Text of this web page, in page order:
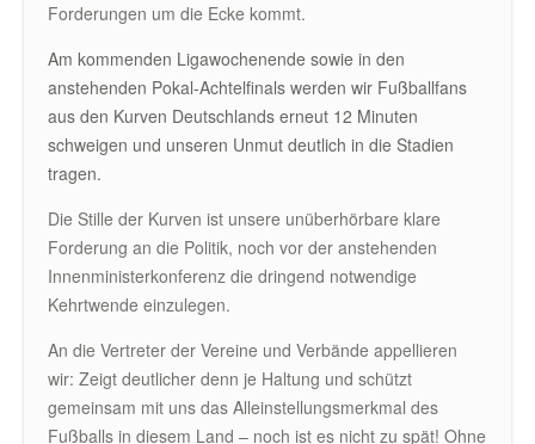
Forderungen um die Ecke kommt.
Am kommenden Ligawochenende sowie in den
anstehenden Pokal-Achtelfinals werden wir Fußballfans
aus den Kurven Deutschlands erneut 12 Minuten
schweigen und unseren Unmut deutlich in die Stadien
tragen.
Die Stille der Kurven ist unsere unüberhörbare klare
Forderung an die Politik, noch vor der anstehenden
Innenministerkonferenz die dringend notwendige
Kehrtwende einzulegen.
An die Vertreter der Vereine und Verbände appellieren
wir: Zeigt deutlicher denn je Haltung und schützt
gemeinsam mit uns das Alleinstellungsmerkmal des
Fußballs in diesem Land – noch ist es nicht zu spät! Ohne